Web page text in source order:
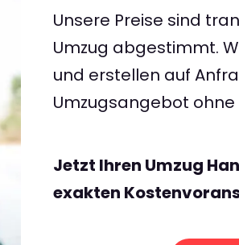
Unsere Preise sind
Umzug abgestimmt.
und erstellen auf
Umzugsangebot
Jetzt Ihren Umzug
exakten